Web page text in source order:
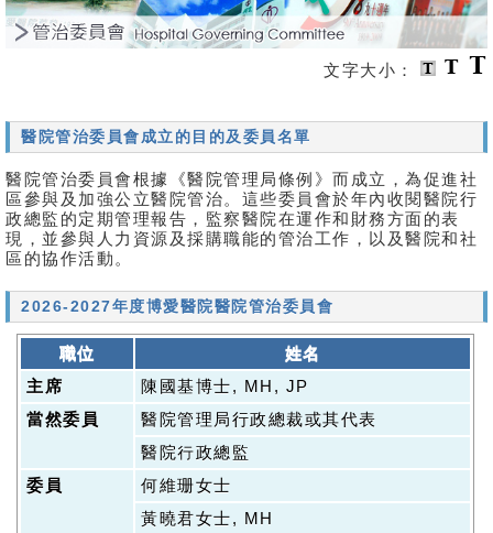
無障礙聲明
文字大小：
醫院管治委員會成立的目的及委員名單
醫院管治委員會根據《醫院管理局條例》而成立，為促進社
區參與及加強公立醫院管治。這些委員會於年內收閱醫院行
政總監的定期管理報告，監察醫院在運作和財務方面的表
現，並參與人力資源及採購職能的管治工作，以及醫院和社
區的協作活動。
2026-2027年度博愛醫院醫院管治委員會
職位
姓名
主席
陳國基博士, MH, JP
當然委員
醫院管理局行政總裁或其代表
醫院行政總監
委員
何維珊女士
黃曉君女士, MH